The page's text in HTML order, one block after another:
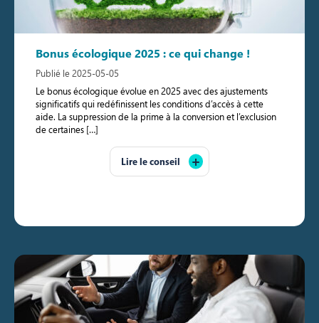
Bonus écologique 2025 : ce qui change !
Publié le 2025-05-05
Le bonus écologique évolue en 2025 avec des ajustements
significatifs qui redéfinissent les conditions d’accès à cette
aide. La suppression de la prime à la conversion et l’exclusion
de certaines […]
Lire le conseil